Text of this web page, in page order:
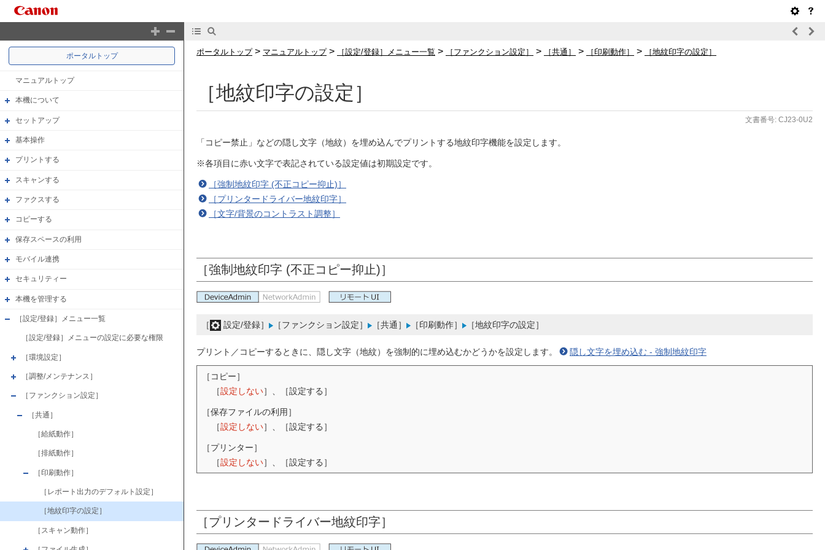
ポータルトップ
マニュアルトップ
本機について
セットアップ
基本操作
プリントする
スキャンする
ファクスする
コピーする
保存スペースの利用
モバイル連携
セキュリティー
本機を管理する
［設定/登録］メニュー一覧
［設定/登録］メニューの設定に必要な権限
［環境設定］
［調整/メンテナンス］
［ファンクション設定］
［共通］
［給紙動作］
［排紙動作］
［印刷動作］
［レポート出力のデフォルト設定］
［地紋印字の設定］
［スキャン動作］
ポータルトップ> マニュアルトップ> ［設定/登録］メニュー一覧 > ［ファンクション設定］ > ［共通］ > ［印刷動作］ > ［地紋印字の設定］
［地紋印字の設定］
文書番号: CJ23-0U2
「コピー禁止」などの隠し文字（地紋）を埋め込んでプリントする地紋印字機能を設定します。
※各項目に赤い文字で表記されている設定値は初期設定です。
［強制地紋印字 (不正コピー抑止)］
［プリンタードライバー地紋印字］
［文字/背景のコントラスト調整］
［強制地紋印字 (不正コピー抑止)］
［ 設定/登録］ ［ファンクション設定］ ［共通］ ［印刷動作］ ［地紋印字の設定］
プリント／コピーするときに、隠し文字（地紋）を強制的に埋め込むかどうかを設定します。 隠し文字を埋め込む - 強制地紋印字
［コピー］
［設定しない］、［設定する］
［保存ファイルの利用］
［設定しない］、［設定する］
［プリンター］
［設定しない］、［設定する］
［プリンタードライバー地紋印字］